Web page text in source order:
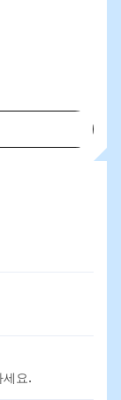
세요.